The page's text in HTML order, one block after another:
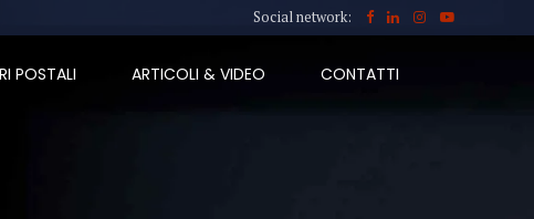
Social network:
POSTALI ARTICOLI & VIDEO CONTATTI